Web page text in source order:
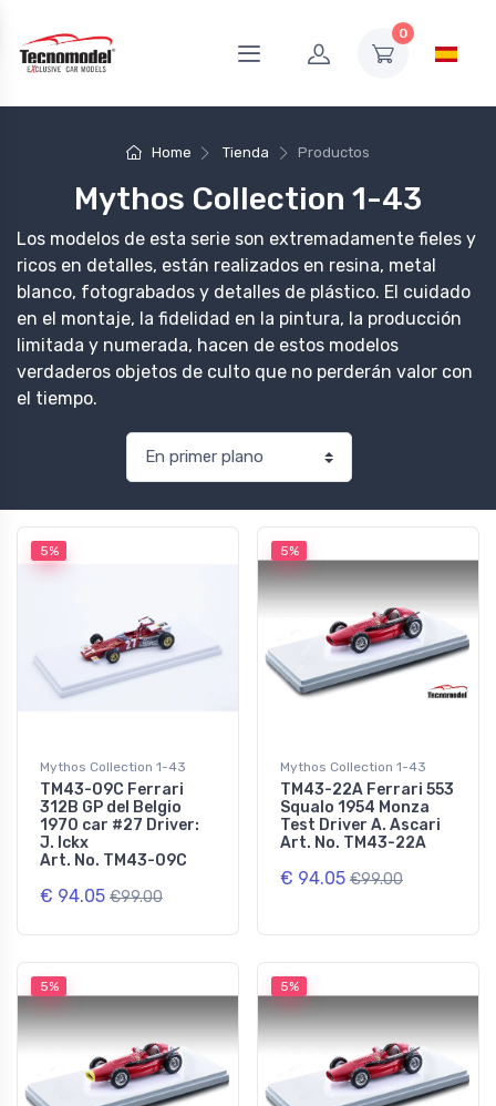
0
Home Tienda Productos
Mythos Collection 1-43
Los modelos de esta serie son extremadamente fieles y
ricos en detalles, están realizados en resina, metal
blanco, fotograbados y detalles de plástico. El cuidado
en el montaje, la fidelidad en la pintura, la producción
limitada y numerada, hacen de estos modelos
verdaderos objetos de culto que no perderán valor con
el tiempo.
5%
Mythos Collection 1-43
TM43-09C Ferrari
312B GP del Belgio
1970 car #27 Driver:
J. Ickx
Art. No. TM43-09C
€ 94.05 €99.00
5%
Mythos Collection 1-43
TM43-22A Ferrari 553
Squalo 1954 Monza
Test Driver A. Ascari
Art. No. TM43-22A
€ 94.05 €99.00
5% 5%